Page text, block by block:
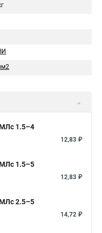
1.5–4
12,83 ₽
1.5–5
12,83 ₽
2.5–5
14,72 ₽